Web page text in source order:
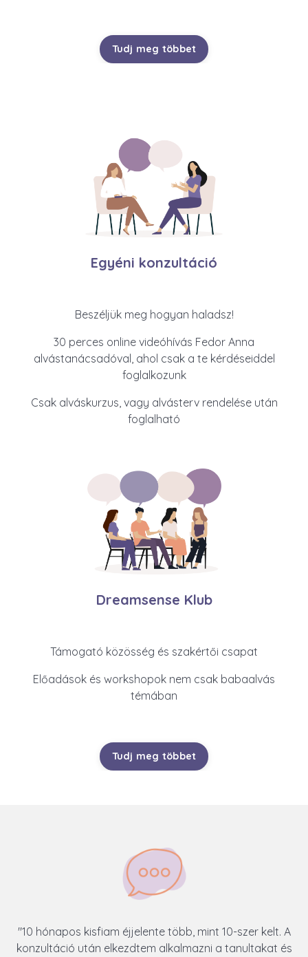
Tudj meg többet
Egyéni konzultáció
Beszéljük meg hogyan haladsz!
30 perces online videóhívás Fedor Anna
alvástanácsadóval, ahol csak a te kérdéseiddel
foglalkozunk
Csak alváskurzus, vagy alvásterv rendelése után
foglalható
Dreamsense Klub
Támogató közösség és szakértői csapat
Előadások és workshopok nem csak babaalvás
témában
Tudj meg többet
"10 hónapos kisfiam éjjelente több, mint 10-szer kelt. A
konzultáció után elkezdtem alkalmazni a tanultakat és